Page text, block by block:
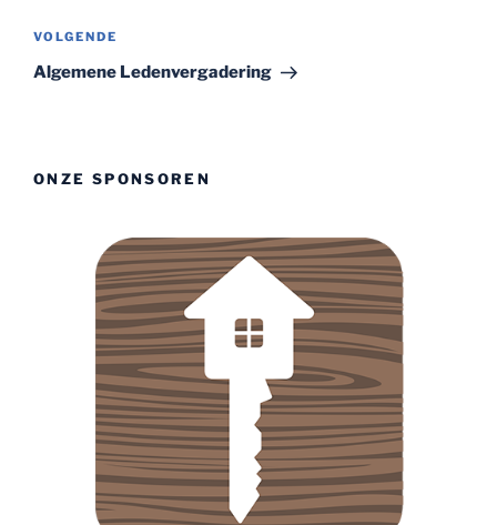
Volgend
bericht
VOLGENDE
Algemene Ledenvergadering
ONZE SPONSOREN